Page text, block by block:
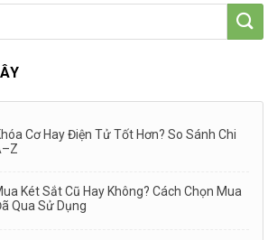
Cơ Hay Điện Tử Tốt Hơn? So Sánh Chi
Két Sắt Cũ Hay Không? Cách Chọn Mua
Qua Sử Dụng